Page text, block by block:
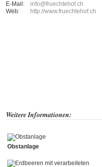
E-Mail:
info@fruechtehof.ch
Web:
http://www.fruechtehof.ch
Weitere Informationen:
Obstanlage